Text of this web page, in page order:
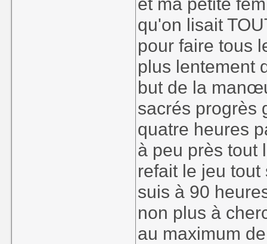
qu'on lisait
pour faire tous
plus lentement
but de la
sacrés progrès
quatre heures
à peu près tout
refait le jeu
suis à 90
non plus à
au maximum